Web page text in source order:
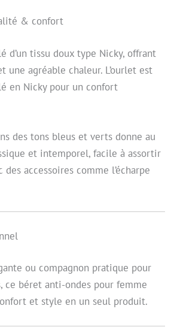
& confort
d’un tissu doux type Nicky, offrant
une agréable chaleur. L’ourlet est
en Nicky pour un confort
des tons bleus et verts donne au
et intemporel, facile à assortir
accessoires comme l’écharpe
ou compagnon pratique pour
ce béret anti-ondes pour femme
et style en un seul produit.